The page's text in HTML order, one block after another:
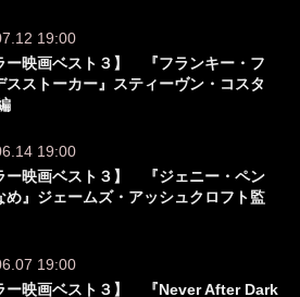
19:00
ー映画ベスト３】 『フランキー・フ
スストーカー』スティーヴン・コスタ
19:00
ー映画ベスト３】 『ジェニー・ペン
め』ジェームズ・アッシュクロフト監
19:00
ー映画ベスト３】 『Never After Dark